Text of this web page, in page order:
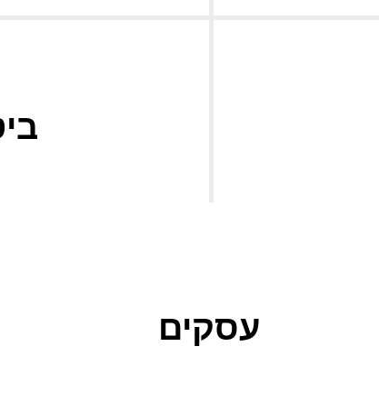
עסקים